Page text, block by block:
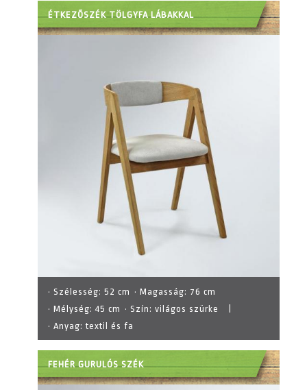
ÉTKEZŐSZÉK TÖLGYFA LÁBAKKAL
· Szélesség: 52 cm · Magasság: 76 cm
· Mélység:45 cm · Szín: világos szürke
· Anyag:textil és fa
FEHÉR GURULÓS SZÉK